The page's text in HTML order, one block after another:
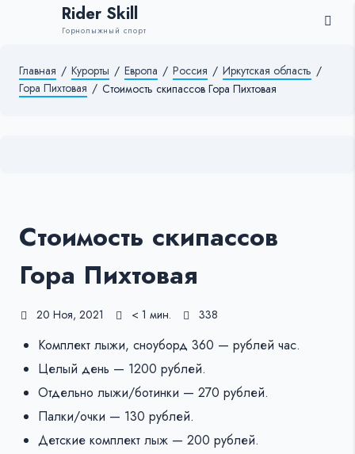
Rider Skill
Горнолыжный спорт
Главная / Курорты / Европа / Россия / Иркутская область /
Гора Пихтовая / Стоимость скипассов Гора Пихтовая
Стоимость скипассов
Гора Пихтовая
20 Ноя, 2021 < 1 мин. 338
Комплект лыжи, сноуборд 360 — рублей час.
Целый день — 1200 рублей.
Отдельно лыжи/ботинки — 270 рублей.
Палки/очки — 130 рублей.
Детские комплект лыж — 200 рублей.